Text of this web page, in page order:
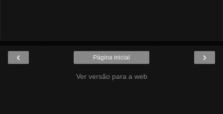
‹ ›
Página inicial
Ver versão para a web